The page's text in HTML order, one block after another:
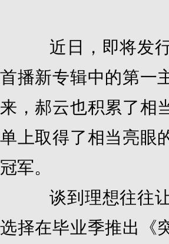
近日，即将发行
首播新专辑中的第一
来，郝云也积累了相
单上取得了相当亮眼
冠军。
谈到理想往往让
选择在毕业季推出《